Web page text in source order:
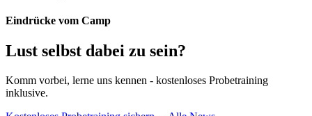
Eindrücke vom Camp
Lust selbst dabei zu sein?
Komm vorbei, lerne uns kennen - kostenloses Probetraining
inklusive.